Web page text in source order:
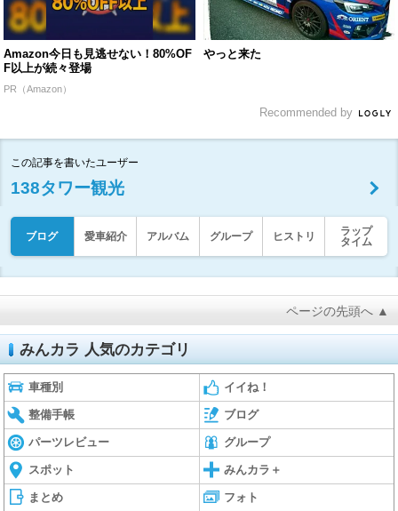
Amazon今日も見逃せない！80%OF
F以上が続々登場
PR（Amazon）
やっと来た
Recommended by
この記事を書いたユーザー
138タワー観光
ブログ 愛車紹介 アルバム グループ ヒストリ
ラップ
タイム
ページの先頭へ ▲
みんカラ 人気のカテゴリ
車種別 イイね！
整備手帳 ブログ
パーツレビュー グループ
スポット みんカラ＋
まとめ フォト